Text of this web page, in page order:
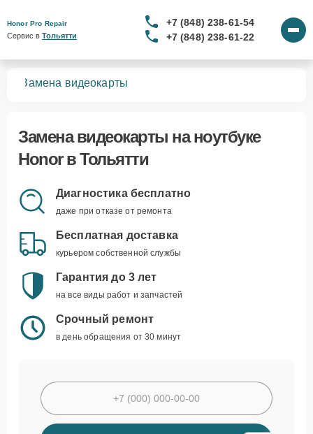
Honor Pro Repair
Сервис в Тольятти
+7 (848) 238-61-54
+7 (848) 238-61-22
Замена видеокарты
Замена видеокарты на ноутбуке
Honor в Тольятти
Диагностика бесплатно
даже при отказе от ремонта
Бесплатная доставка
курьером собственной службы
Гарантия до 3 лет
на все виды работ и запчастей
Срочный ремонт
в день обращения от 30 минут